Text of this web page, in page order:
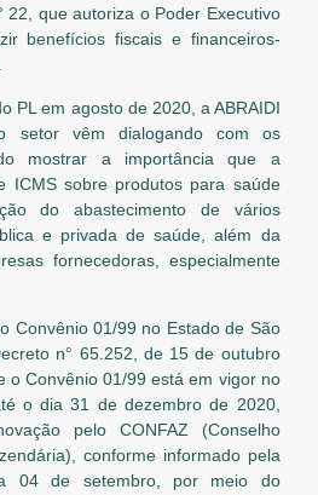
22, que autoriza o Poder Executivo
benefícios fiscais e financeiros-
PL em agosto de 2020, a ABRAIDI
setor vêm dialogando com os
mostrar a importância que a
ICMS sobre produtos para saúde
do abastecimento de vários
e privada de saúde, além da
fornecedoras, especialmente
Convênio 01/99 no Estado de São
n° 65.252, de 15 de outubro
o Convênio 01/99 está em vigor no
o dia 31 de dezembro de 2020,
pelo CONFAZ (Conselho
conforme informado pela
04 de setembro, por meio do